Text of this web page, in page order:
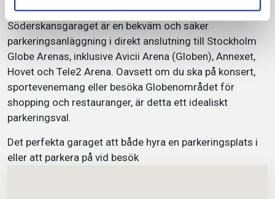
appenAutopay – Park & Charge.
brevlåda).
Söderskansgaraget är en bekväm och säker
parkeringsanläggning i direkt anslutning till Stockholm
Globe Arenas, inklusive Avicii Arena (Globen), Annexet,
Hovet och Tele2 Arena. Oavsett om du ska på konsert,
sportevenemang eller besöka Globenområdet för
shopping och restauranger, är detta ett idealiskt
parkeringsval.
Det perfekta garaget att både hyra en parkeringsplats i
eller att parkera på vid besök